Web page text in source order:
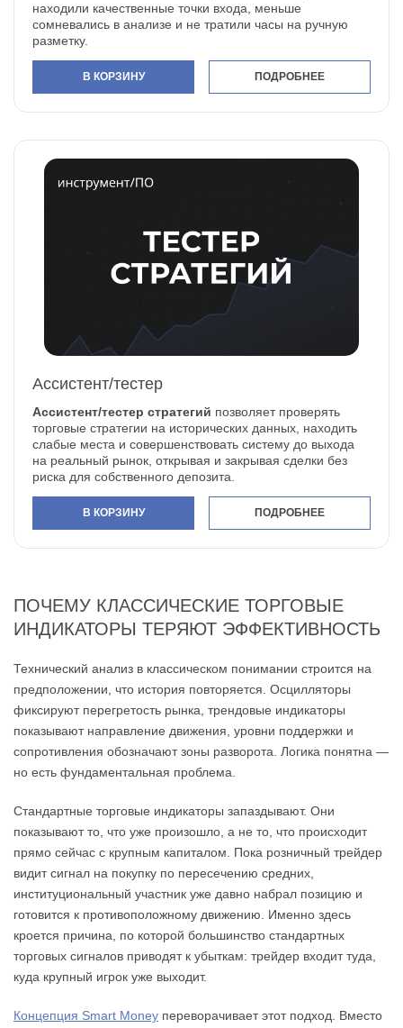
находили качественные точки входа, меньше
сомневались в анализе и не тратили часы на ручную
разметку.
В КОРЗИНУ ПОДРОБНЕЕ
Ассистент/тестер
Ассистент/тестер стратегий позволяет проверять
торговые стратегии на исторических данных, находить
слабые места и совершенствовать систему до выхода
на реальный рынок, открывая и закрывая сделки без
риска для собственного депозита.
В КОРЗИНУ ПОДРОБНЕЕ
ПОЧЕМУ КЛАССИЧЕСКИЕ ТОРГОВЫЕ
ИНДИКАТОРЫ ТЕРЯЮТ ЭФФЕКТИВНОСТЬ
Технический анализ в классическом понимании строится на
предположении, что история повторяется. Осцилляторы
фиксируют перегретость рынка, трендовые индикаторы
показывают направление движения, уровни поддержки и
сопротивления обозначают зоны разворота. Логика понятна —
но есть фундаментальная проблема.
Стандартные торговые индикаторы запаздывают. Они
показывают то, что уже произошло, а не то, что происходит
прямо сейчас с крупным капиталом. Пока розничный трейдер
видит сигнал на покупку по пересечению средних,
институциональный участник уже давно набрал позицию и
готовится к противоположному движению. Именно здесь
кроется причина, по которой большинство стандартных
торговых сигналов приводят к убыткам: трейдер входит туда,
куда крупный игрок уже выходит.
Концепция Smart Money переворачивает этот подход. Вместо